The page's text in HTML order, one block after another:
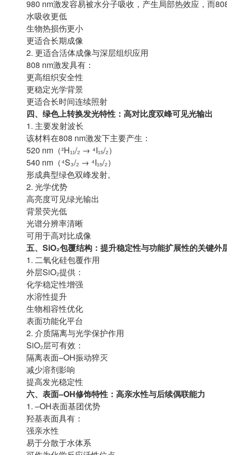
980 nm激发容易被水分子吸收，产生局部热效应，而
水吸收更低
生物热损伤更小
更适合长期成像
2. 更适合活体成像与深层组织应用
808 nm激发具有：
更高组织安全性
更稳定光学背景
更适合长时间连续照射
四、绿色上转换发光特性：高对比度双峰可见光输出
1. 主要发射波长
该材料在808 nm激发下主要产生：
520 nm（²H₁₁/₂ → ⁴I₁₅/₂）
540 nm（⁴S₃/₂ → ⁴I₁₅/₂）
形成典型绿色双峰发射。
2. 光学优势
高亮度可见绿光输出
背景荧光低
光谱分辨率清晰
可用于高对比成像
五、SiO₂包覆结构：提升稳定性与功能扩展性的关键外
1. 二氧化硅包覆作用
外层SiO₂提供：
化学稳定性增强
水溶性提升
生物相容性优化
表面功能化平台
2. 介质隔离与光学保护作用
SiO₂层可有效：
隔离表面–OH振动猝灭
减少溶剂影响
提高发光稳定性
六、表面–OH修饰特性：高亲水性与后续偶联能力
1. –OH表面基团优势
羟基表面具有：
强亲水性
易于分散于水体系